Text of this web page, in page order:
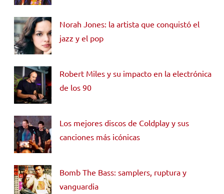
Norah Jones: la artista que conquistó el
jazz y el pop
Robert Miles y su impacto en la electrónica
de los 90
Los mejores discos de Coldplay y sus
canciones más icónicas
Bomb The Bass: samplers, ruptura y
vanguardia